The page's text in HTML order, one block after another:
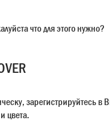
что для этого нужно?
зарегистрируйтесь в
цвета.